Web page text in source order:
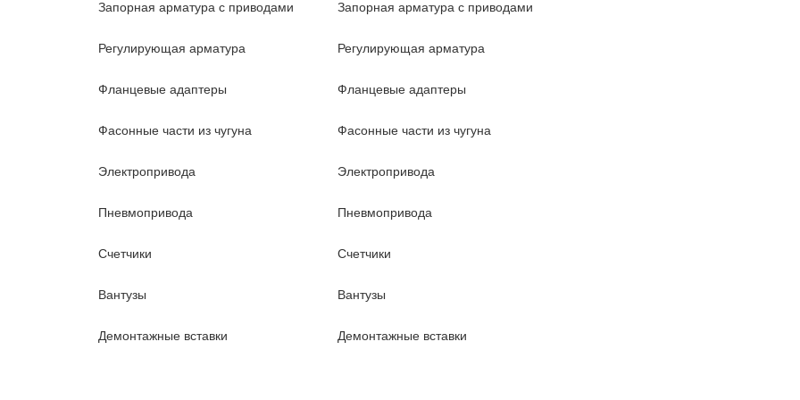
Запорная арматура с приводами
Регулирующая арматура
Фланцевые адаптеры
Фасонные части из чугуна
Электропривода
Пневмопривода
Счетчики
Вантузы
Демонтажные вставки
Запорная арматура с приводами
Регулирующая арматура
Фланцевые адаптеры
Фасонные части из чугуна
Электропривода
Пневмопривода
Счетчики
Вантузы
Демонтажные вставки